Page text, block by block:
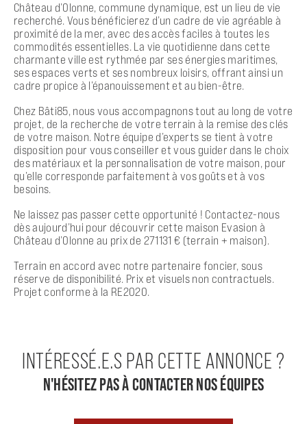
Château d’Olonne, commune dynamique, est un lieu de vie
recherché. Vous bénéficierez d’un cadre de vie agréable à
proximité de la mer, avec des accès faciles à toutes les
commodités essentielles. La vie quotidienne dans cette
charmante ville est rythmée par ses énergies maritimes,
ses espaces verts et ses nombreux loisirs, offrant ainsi un
cadre propice à l’épanouissement et au bien-être.
Chez Bâti85, nous vous accompagnons tout au long de votre
projet, de la recherche de votre terrain à la remise des clés
de votre maison. Notre équipe d’experts se tient à votre
disposition pour vous conseiller et vous guider dans le choix
des matériaux et la personnalisation de votre maison, pour
qu’elle corresponde parfaitement à vos goûts et à vos
besoins.
Ne laissez pas passer cette opportunité ! Contactez-nous
dès aujourd’hui pour découvrir cette maison Evasion à
Château d’Olonne au prix de 271131 € (terrain + maison).
Terrain en accord avec notre partenaire foncier, sous
réserve de disponibilité. Prix et visuels non contractuels.
Projet conforme à la RE2020.
N'HÉSITEZ PAS À CONTACTER NOS ÉQUIPES
INTÉRESSÉ.E.S PAR CETTE ANNONCE ?